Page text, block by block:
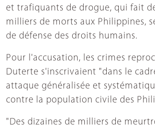
et trafiquants de drogue, qui fait
milliers de morts aux Philippines,
de défense des droits humains.
Pour l'accusation, les crimes
Duterte s'inscrivaient "dans le
attaque généralisée et
contre la population civile des
"Des dizaines de milliers de